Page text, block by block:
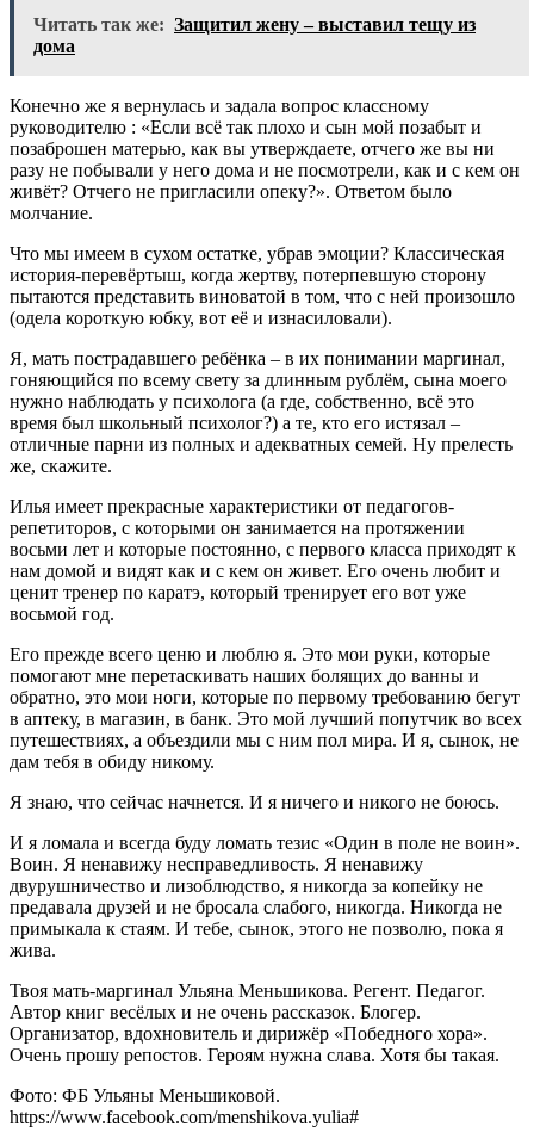
Читать так же: Защитил жену – выставил тещу из
дома
Конечно же я вернулась и задала вопрос классному
руководителю : «Если всё так плохо и сын мой позабыт и
позаброшен матерью, как вы утверждаете, отчего же вы ни
разу не побывали у него дома и не посмотрели, как и с кем он
живёт? Отчего не пригласили опеку?». Ответом было
молчание.
Что мы имеем в сухом остатке, убрав эмоции? Классическая
история-перевёртыш, когда жертву, потерпевшую сторону
пытаются представить виноватой в том, что с ней произошло
(одела короткую юбку, вот её и изнасиловали).
Я, мать пострадавшего ребёнка – в их понимании маргинал,
гоняющийся по всему свету за длинным рублём, сына моего
нужно наблюдать у психолога (а где, собственно, всё это
время был школьный психолог?) а те, кто его истязал –
отличные парни из полных и адекватных семей. Ну прелесть
же, скажите.
Илья имеет прекрасные характеристики от педагогов-
репетиторов, с которыми он занимается на протяжении
восьми лет и которые постоянно, с первого класса приходят к
нам домой и видят как и с кем он живет. Его очень любит и
ценит тренер по каратэ, который тренирует его вот уже
восьмой год.
Его прежде всего ценю и люблю я. Это мои руки, которые
помогают мне перетаскивать наших болящих до ванны и
обратно, это мои ноги, которые по первому требованию бегут
в аптеку, в магазин, в банк. Это мой лучший попутчик во всех
путешествиях, а объездили мы с ним пол мира. И я, сынок, не
дам тебя в обиду никому.
Я знаю, что сейчас начнется. И я ничего и никого не боюсь.
И я ломала и всегда буду ломать тезис «Один в поле не воин».
Воин. Я ненавижу несправедливость. Я ненавижу
двурушничество и лизоблюдство, я никогда за копейку не
предавала друзей и не бросала слабого, никогда. Никогда не
примыкала к стаям. И тебе, сынок, этого не позволю, пока я
жива.
Твоя мать-маргинал Ульяна Меньшикова. Регент. Педагог.
Автор книг весёлых и не очень рассказок. Блогер.
Организатор, вдохновитель и дирижёр «Победного хора».
Очень прошу репостов. Героям нужна слава. Хотя бы такая.
Фото: ФБ Ульяны Меньшиковой.
https://www.facebook.com/menshikova.yulia#